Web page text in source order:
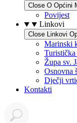
Close O Općini
Povijest
Linkovi
Close Linkovi
Marinski
Turistička
Župa sv.
Osnovna
Dječji
Kontakti